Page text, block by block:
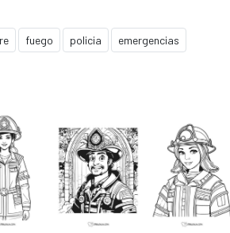
fuego policia emergencias